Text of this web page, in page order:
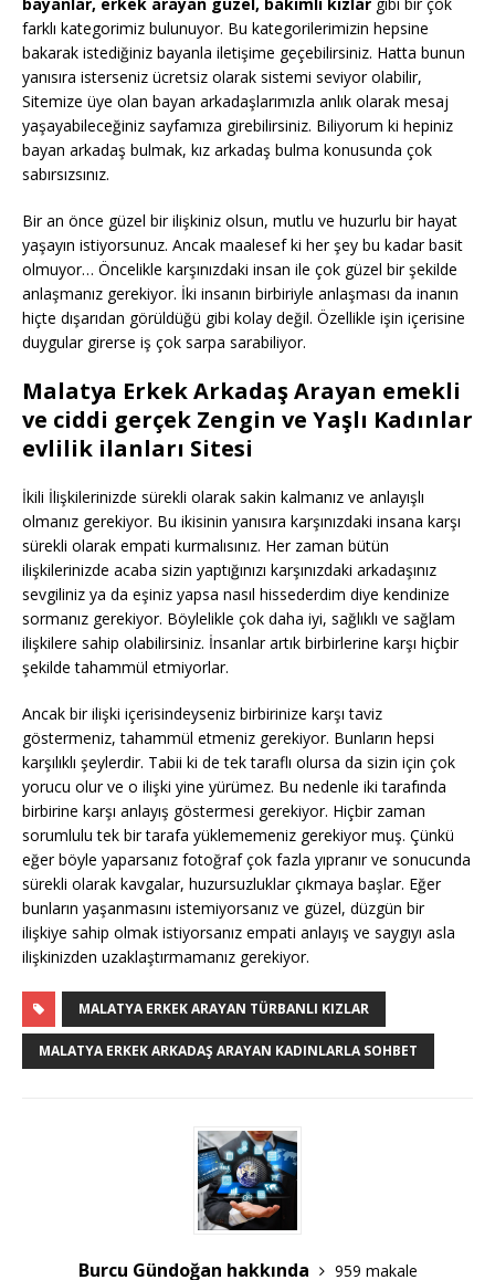
bayanlar, erkek arayan güzel, bakımlı kızlar gibi bir çok
farklı kategorimiz bulunuyor. Bu kategorilerimizin hepsine
bakarak istediğiniz bayanla iletişime geçebilirsiniz. Hatta bunun
yanısıra isterseniz ücretsiz olarak sistemi seviyor olabilir,
Sitemize üye olan bayan arkadaşlarımızla anlık olarak mesaj
yaşayabileceğiniz sayfamıza girebilirsiniz. Biliyorum ki hepiniz
bayan arkadaş bulmak, kız arkadaş bulma konusunda çok
sabırsızsınız.
Bir an önce güzel bir ilişkiniz olsun, mutlu ve huzurlu bir hayat
yaşayın istiyorsunuz. Ancak maalesef ki her şey bu kadar basit
olmuyor… Öncelikle karşınızdaki insan ile çok güzel bir şekilde
anlaşmanız gerekiyor. İki insanın birbiriyle anlaşması da inanın
hiçte dışarıdan görüldüğü gibi kolay değil. Özellikle işin içerisine
duygular girerse iş çok sarpa sarabiliyor.
Malatya Erkek Arkadaş Arayan emekli
ve ciddi gerçek Zengin ve Yaşlı Kadınlar
evlilik ilanları Sitesi
İkili İlişkilerinizde sürekli olarak sakin kalmanız ve anlayışlı
olmanız gerekiyor. Bu ikisinin yanısıra karşınızdaki insana karşı
sürekli olarak empati kurmalısınız. Her zaman bütün
ilişkilerinizde acaba sizin yaptığınızı karşınızdaki arkadaşınız
sevgiliniz ya da eşiniz yapsa nasıl hissederdim diye kendinize
sormanız gerekiyor. Böylelikle çok daha iyi, sağlıklı ve sağlam
ilişkilere sahip olabilirsiniz. İnsanlar artık birbirlerine karşı hiçbir
şekilde tahammül etmiyorlar.
Ancak bir ilişki içerisindeyseniz birbirinize karşı taviz
göstermeniz, tahammül etmeniz gerekiyor. Bunların hepsi
karşılıklı şeylerdir. Tabii ki de tek taraflı olursa da sizin için çok
yorucu olur ve o ilişki yine yürümez. Bu nedenle iki tarafında
birbirine karşı anlayış göstermesi gerekiyor. Hiçbir zaman
sorumlulu tek bir tarafa yüklememeniz gerekiyor muş. Çünkü
eğer böyle yaparsanız fotoğraf çok fazla yıpranır ve sonucunda
sürekli olarak kavgalar, huzursuzluklar çıkmaya başlar. Eğer
bunların yaşanmasını istemiyorsanız ve güzel, düzgün bir
ilişkiye sahip olmak istiyorsanız empati anlayış ve saygıyı asla
ilişkinizden uzaklaştırmamanız gerekiyor.
MALATYA ERKEK ARAYAN TÜRBANLI KIZLAR
MALATYA ERKEK ARKADAŞ ARAYAN KADINLARLA SOHBET
Burcu Gündoğan hakkında
959 makale